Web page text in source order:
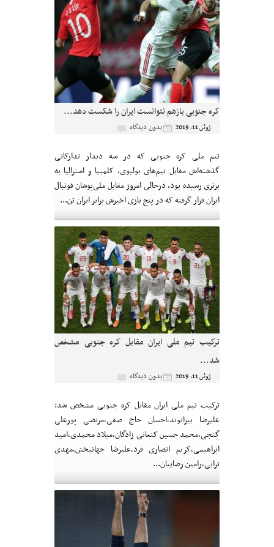
کره جنوبی بازهم نتوانست ایران را شکست دهد...
ژوئن 11, 2019 بدون دیدگاه
تیم ملی کره جنوبی که در سه دیدار تدارکاتی
گذشته‌اش مقابل تیم‌های بولیوی، کلمبیا و استرالیا به
برتری رسیده بود، درحالی امروز مقابل ملی‌پوشان فوتبال
ایران قرار گرفته که در پنج بازی اخیرش برابر ایران تن...
ترکیب تیم ملی ایران مقابل کره جنوبی مشخص
شد...
ژوئن 11, 2019 بدون دیدگاه
ترکیب تیم ملی ایران مقابل کره جنوبی مشخص شد:
علیرضا بیرانوند،احسان حاج صفی،مرتضی پورعلی
گنجی،محمد حسین کنعانی زادگان،میلاد محمدی،امید
ابراهیمی،کریم‌ انصاری فرد،علیرضا جهانبخش،مهدی
ترابی،رامین رضاییان...